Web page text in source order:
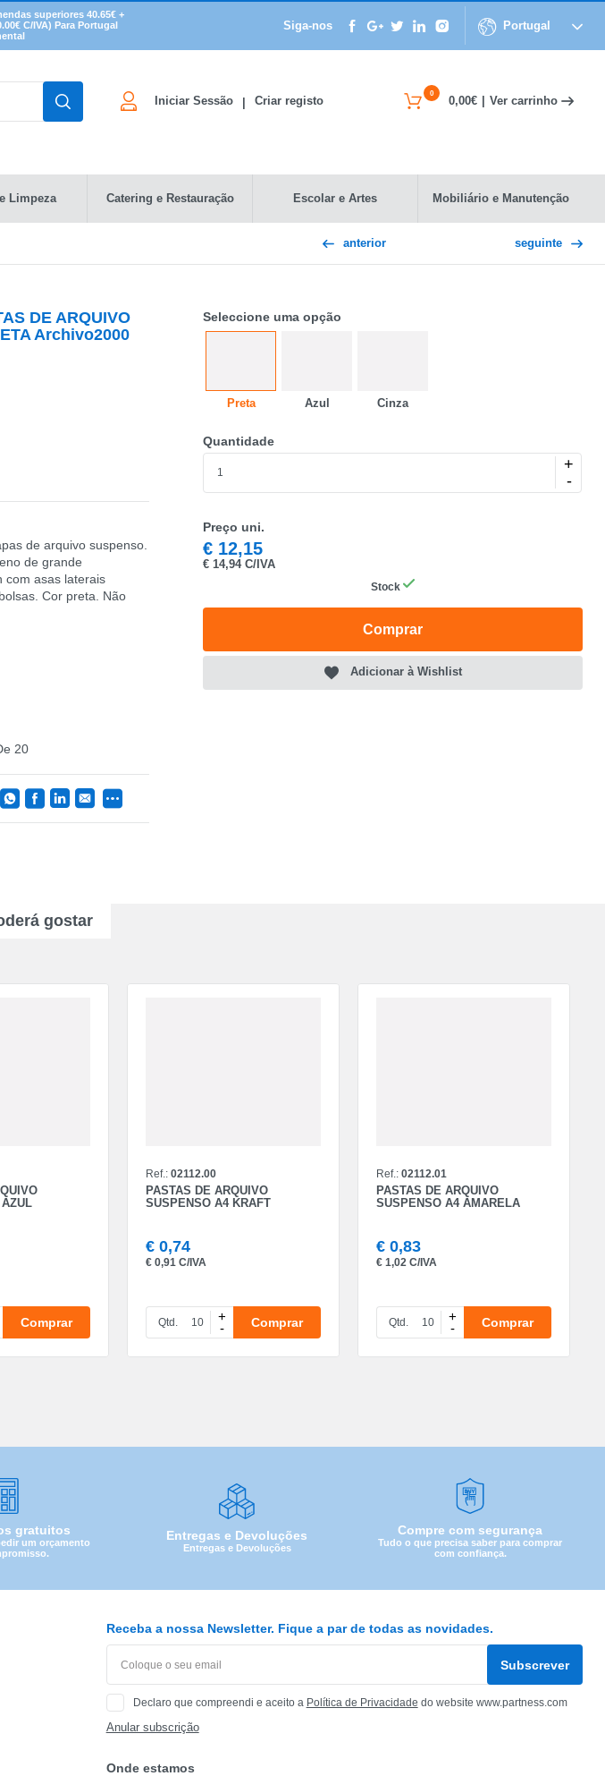
superiores 40.65€ +
C/IVA) Para Portugal
Siga-nos Portugal
Iniciar Sessão Criar registo
0
0,00€ Ver carrinho
Limpeza Catering e Restauração Escolar e Artes Mobiliário e Manutenção
anterior seguinte
DE ARQUIVO
Archivo2000
de arquivo suspenso.
de grande
com asas laterais
Cor preta. Não
20
Seleccione uma opção
Preta Azul Cinza
Quantidade
+
-
Preço uni.
€ 12,15
€ 14,94 C/IVA
Stock
Comprar
Adicionar à Wishlist
gostar
Comprar
Ref.: 02112.00
PASTAS DE ARQUIVO
SUSPENSO A4 KRAFT
€ 0,74
€ 0,91 C/IVA
Qtd. +
- Comprar
Ref.: 02112.01
PASTAS DE ARQUIVO
SUSPENSO A4 AMARELA
€ 0,83
€ 1,02 C/IVA
Qtd. +
- Comprar
gratuitos
um orçamento
Entregas e Devoluções
Entregas e Devoluções
Compre com segurança
Tudo o que precisa saber para comprar
com confiança.
Receba a nossa Newsletter. Fique a par de todas as novidades.
Subscrever
Declaro que compreendi e aceito a Política de Privacidade do website www.partness.com
Anular subscrição
Onde estamos